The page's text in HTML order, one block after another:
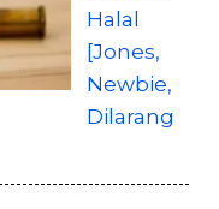
Halal
[Jones,
Newbie,
Dilarang